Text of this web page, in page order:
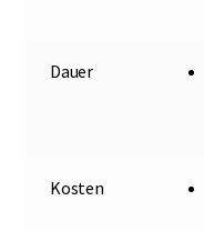
Dauer
Kosten